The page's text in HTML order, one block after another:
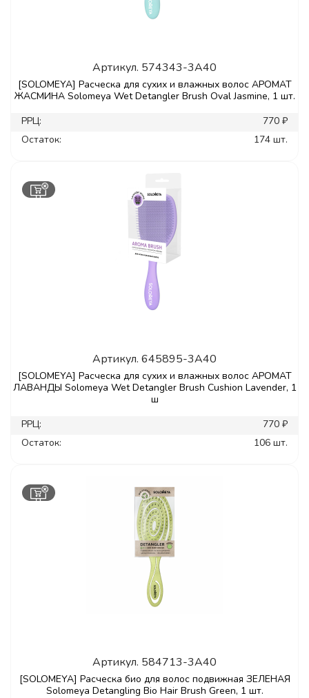
Артикул. 574343-3A40
[SOLOMEYA] Расческа для сухих и влажных волос АРОМАТ
ЖАСМИНА Solomeya Wet Detangler Brush Oval Jasmine, 1 шт.
РРЦ:
770 ₽
Остаток:
174 шт.
Артикул. 645895-3A40
[SOLOMEYA] Расческа для сухих и влажных волос АРОМАТ
ЛАВАНДЫ Solomeya Wet Detangler Brush Cushion Lavender, 1
ш
РРЦ:
770 ₽
Остаток:
106 шт.
Артикул. 584713-3A40
[SOLOMEYA] Расческа био для волос подвижная ЗЕЛЕНАЯ
Solomeya Detangling Bio Hair Brush Green, 1 шт.